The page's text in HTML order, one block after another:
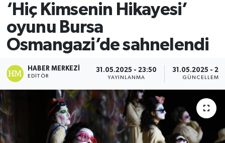
‘Hiç Kimsenin Hikayesi’
oyunu Bursa
Osmangazi’de sahnelendi
HABER MERKEZI
EDITÖR
31.05.2025 - 23:50
YAYINLANMA
31.05.2025 -
GÜNCELLEME